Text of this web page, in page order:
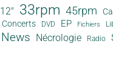
12" 33rpm 45rpm
Concerts DVD EP Fichiers
News Nécrologie Radio